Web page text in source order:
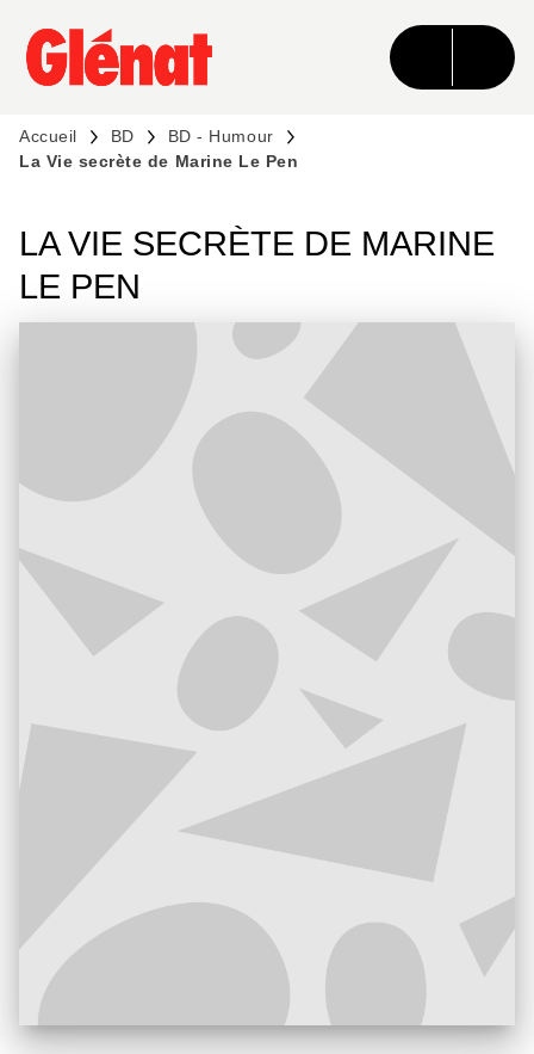
MENU RECHERCHE CONTENU
PIED DE PAGE
Accueil BD
BD - Humour
La Vie secrète de Marine Le Pen
LA VIE SECRÈTE DE MARINE
LE PEN